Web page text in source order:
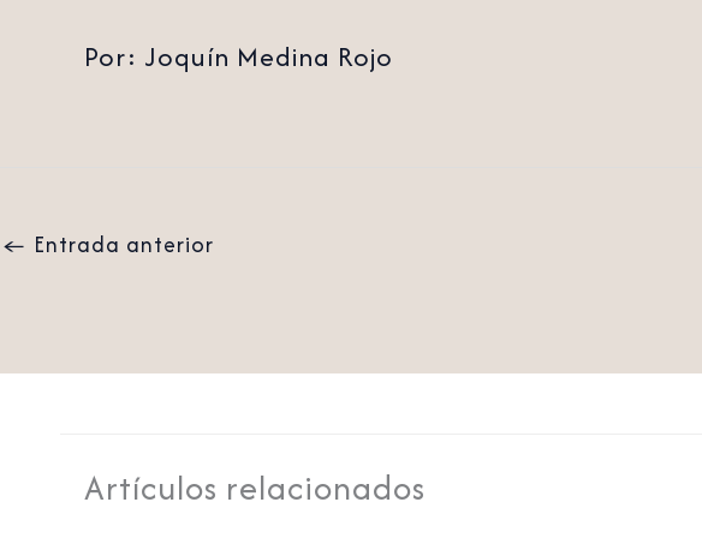
Por: Joquín Medina Rojo
← Entrada anterior
Artículos relacionados